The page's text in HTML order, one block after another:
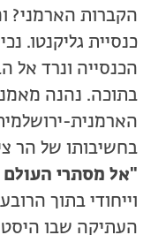
הקברות הארמני?
כנסיית גליקנטו.
הכנסייה ונרד אל
בתוכה. נהנה
הארמנית-
בחשיבותו של הר
"אל מסתרי
וייחודי בתוך
העתיקה שבו